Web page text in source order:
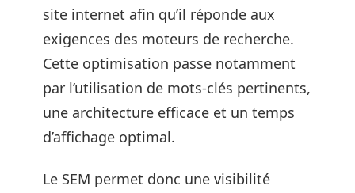
site internet afin qu’il réponde aux
exigences des moteurs de recherche.
Cette optimisation passe notamment
par l’utilisation de mots-clés pertinents,
une architecture efficace et un temps
d’affichage optimal.
Le SEM permet donc une visibilité